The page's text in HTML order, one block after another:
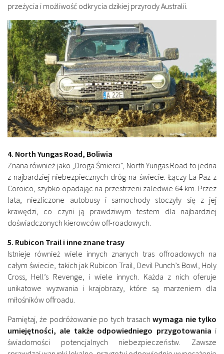
przeżycia i możliwość odkrycia dzikiej przyrody Australii.
4. North Yungas Road, Boliwia
Znana również jako „Droga Śmierci”, North Yungas Road to jedna
z najbardziej niebezpiecznych dróg na świecie. Łączy La Paz z
Coroico, szybko opadając na przestrzeni zaledwie 64 km. Przez
lata, niezliczone autobusy i samochody stoczyły się z jej
krawędzi, co czyni ją prawdziwym testem dla najbardziej
doświadczonych kierowców off-roadowych.
5. Rubicon Trail i inne znane trasy
Istnieje również wiele innych znanych tras offroadowych na
całym świecie, takich jak Rubicon Trail, Devil Punch’s Bowl, Holy
Cross, Hell’s Revenge, i wiele innych. Każda z nich oferuje
unikatowe wyzwania i krajobrazy, które są marzeniem dla
miłośników offroadu.
Pamiętaj, że podróżowanie po tych trasachwymaga nie tylko
umiejętności, ale także odpowiedniego przygotowania i
świadomości potencjalnych niebezpieczeństw. Zawsze